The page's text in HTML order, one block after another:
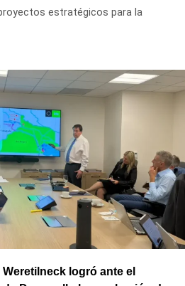
estratégicos para la
logró ante el